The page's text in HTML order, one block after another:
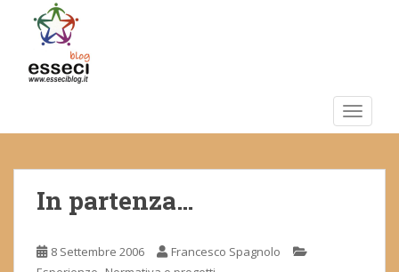
m
In partenza…
8 Settembre 2006
Francesco Spagnolo